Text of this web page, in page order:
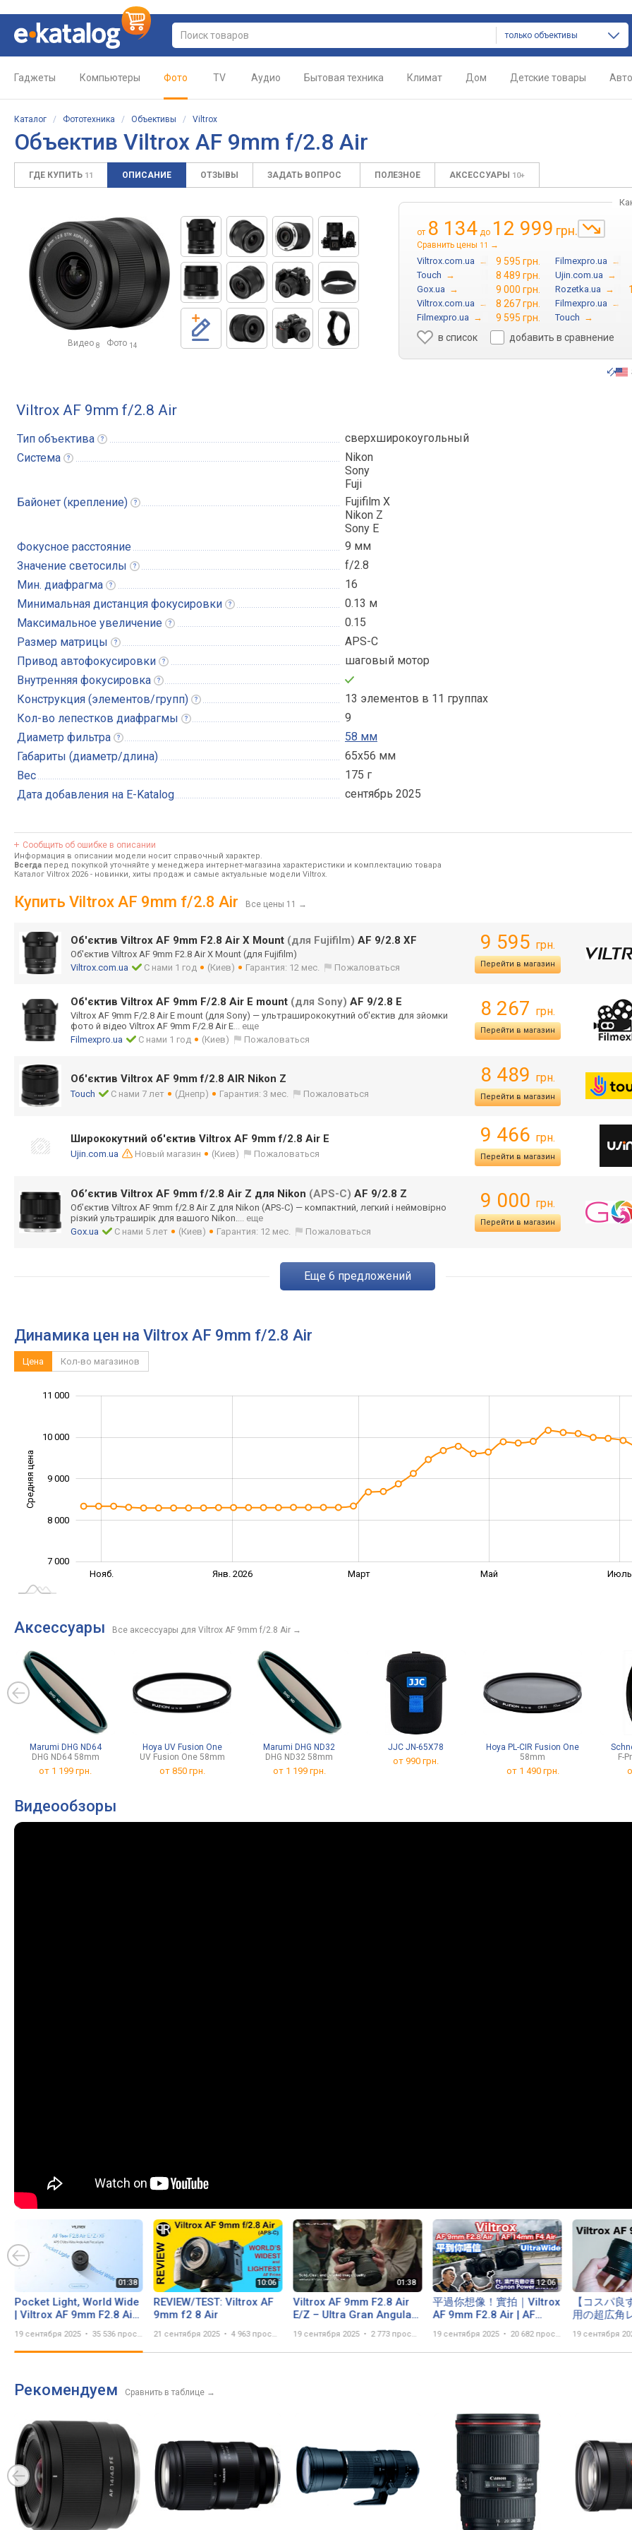
только объективы
Гаджеты Компьютеры Фото TV Аудио Бытовая техника Климат Дом Детские товары Авто
Каталог / Фототехника / Объективы / Viltrox
Объектив Viltrox AF 9mm f/2.8 Air
ГДЕ КУПИТЬ 11 ОПИСАНИЕ ОТЗЫВЫ ЗАДАТЬ ВОПРОС ПОЛЕЗНОЕ АКСЕССУАРЫ 10+
Видео 8 Фото 14
от 8 134 до 12 999 грн.
Сравнить цены 11 →
Viltrox.com.ua → 9 595 грн. Filmexpro.ua →
Touch → 8 489 грн. Ujin.com.ua →
Gox.ua → 9 000 грн. Rozetka.ua →
Viltrox.com.ua → 8 267 грн. Filmexpro.ua →
Filmexpro.ua → 9 595 грн. Touch →
в список добавить в сравнение
Viltrox AF 9mm f/2.8 Air
Тип объектива
сверхширокоугольный
Система
Nikon
Sony
Fuji
Байонет (крепление)
Fujifilm X
Nikon Z
Sony E
Фокусное расстояние
9 мм
Значение светосилы
f/2.8
Мин. диафрагма
16
Минимальная дистанция фокусировки
0.13 м
Максимальное увеличение
0.15
Размер матрицы
APS-C
Привод автофокусировки
шаговый мотор
Внутренняя фокусировка
Конструкция (элементов/групп)
13 элементов в 11 группах
Кол-во лепестков диафрагмы
9
Диаметр фильтра
58 мм
Габариты (диаметр/длина)
65х56 мм
Вес
175 г
Дата добавления на E-Katalog
сентябрь 2025
Сообщить об ошибке в описании
Информация в описании модели носит справочный характер.
Всегда перед покупкой уточняйте у менеджера интернет-магазина характеристики и комплектацию товара
Каталог Viltrox 2026 - новинки, хиты продаж и самые актуальные модели Viltrox.
Купить Viltrox AF 9mm f/2.8 Air Все цены 11 →
Об'єктив Viltrox AF 9mm F2.8 Air X Mount (для Fujifilm) AF 9/2.8 XF
Об'єктив Viltrox AF 9mm F2.8 Air X Mount (для Fujifilm)
Viltrox.com.ua
С нами 1 год (Киев) Гарантия: 12 мес. Пожаловаться
9 595 грн.
Перейти в магазин
Об'єктив Viltrox AF 9mm F/2.8 Air E mount (для Sony) AF 9/2.8 E
Viltrox AF 9mm F/2.8 Air E mount (для Sony) — ультраширококутний об'єктив для зйомки
фото й відео Viltrox AF 9mm F/2.8 Air E... еще
Filmexpro.ua
С нами 1 год (Киев) Пожаловаться
8 267 грн.
Перейти в магазин
Об'єктив Viltrox AF 9mm f/2.8 AIR Nikon Z
Touch С нами 7 лет (Днепр) Гарантия: 3 мес. Пожаловаться
8 489 грн.
Перейти в магазин
Ширококутний об'єктив Viltrox AF 9mm f/2.8 Air E
Ujin.com.ua Новый магазин (Киев) Пожаловаться
9 466 грн.
Перейти в магазин
Обʼєктив Viltrox AF 9mm f/2.8 Air Z для Nikon (APS-C) AF 9/2.8 Z
Обʼєктив Viltrox AF 9mm f/2.8 Air Z для Nikon (APS-C) — компактний, легкий і неймовірно
різкий ультраширік для вашого Nikon.... еще
Gox.ua
С нами 5 лет (Киев) Гарантия: 12 мес. Пожаловаться
9 000 грн.
Перейти в магазин
eще 6 предложений
Динамика цен на Viltrox AF 9mm f/2.8 Air
Цена Кол-во магазинов
Средняя цена 10 000
7 000
8 000
9 000
10 000
11 000
Нояб. Янв. 2026 Март Май Июль
Аксессуары Все аксессуары для Viltrox AF 9mm f/2.8 Air →
Marumi DHG ND64
DHG ND64 58mm
от 1 199 грн.
Hoya UV Fusion One
UV Fusion One 58mm
от 850 грн.
Marumi DHG ND32
DHG ND32 58mm
от 1 199 грн.
JJC JN-65X78
от 990 грн.
Hoya PL-CIR Fusion One
58mm
от 1 490 грн.
F-
Видеообзоры
Pocket Light, World Wide
| Viltrox AF 9mm F2.8 Air
19 сентября 2025 35 536 просмотров
REVIEW/TEST: Viltrox AF
9mm f2 8 Air
21 сентября 2025 4 963 просмотра
Viltrox AF 9mm F2.8 Air
E/Z – Ultra Gran Angular
19 сентября 2025 2 773 просмотра
平過你想像！實拍｜Viltrox
AF 9mm F2.8 Air | AF
爺@吉公館｜Canon V1 體
驗 | 轉接 Nikon Z | SONY E
19 сентября 2025 20 682 просмотра
【コスパ良
用の超広角
α6700,ZV-
Z50 IIにお
19 сентября
Рекомендуем Сравнить в таблице →